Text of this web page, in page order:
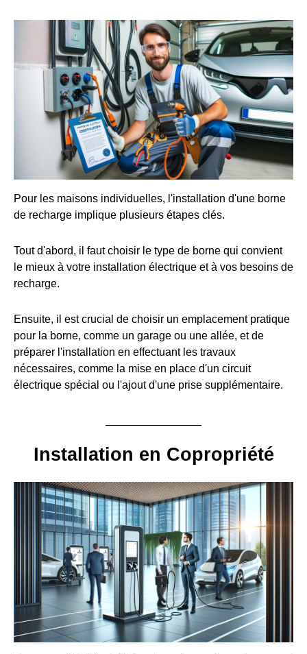
Pour les maisons individuelles, l'installation d'une borne
de recharge implique plusieurs étapes clés.
Tout d'abord, il faut choisir le type de borne qui convient
le mieux à votre installation électrique et à vos besoins de
recharge.
Ensuite, il est crucial de choisir un emplacement pratique
pour la borne, comme un garage ou une allée, et de
préparer l'installation en effectuant les travaux
nécessaires, comme la mise en place d'un circuit
électrique spécial ou l'ajout d'une prise supplémentaire.
Installation en Copropriété